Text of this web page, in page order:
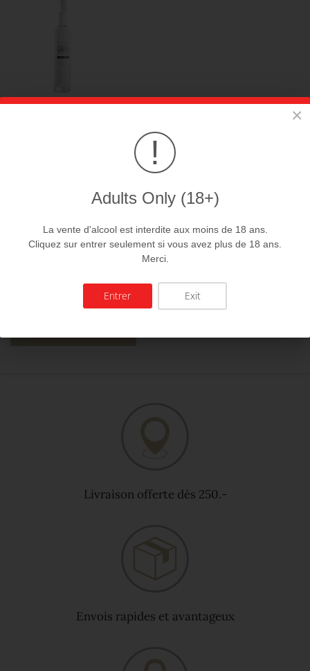
Coing
Livraison offerte dès 250.-
Envois rapides et avantageux
×
!
Adults Only (18+)
La vente d'alcool est interdite aux moins de 18 ans.
Cliquez sur entrer seulement si vous avez plus de 18 ans.
Merci.
Entrer Exit